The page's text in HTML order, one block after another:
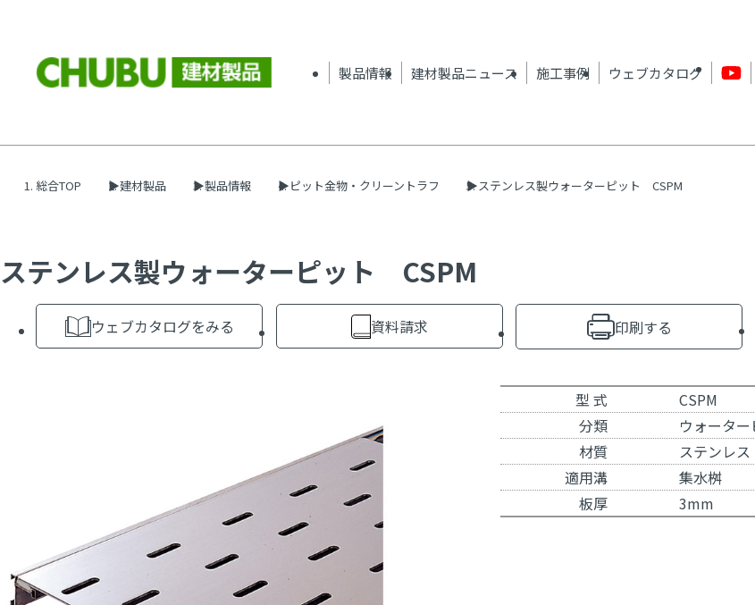
製品情報 建材製品ニュース 施工事例 ウェブカタログ
総合TOP 建材製品 製品情報 ピット金物・クリーントラフ ステンレス製ウォーターピット CSPM
ステンレス製ウォーターピット CSPM
ウェブカタログをみる 資料請求 印刷する
型 式
CSPM
分類
ウォーター
材質
ステンレス
適用溝
集水桝
板厚
3mm